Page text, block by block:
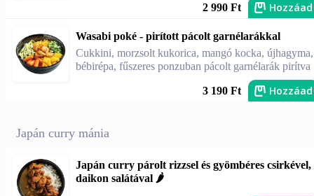
2 990 Ft Hozzáad
Wasabi poké - pirított pácolt garnélarákkal
Cukkini, morzsolt kukorica, mangó kocka, újhagyma,
bébirépa, fűszeres ponzuban pácolt garnélarák pirítva
3 190 Ft Hozzáad
Japán curry mánia
Japán curry párolt rizzsel és gyömbéres csirkével,
daikon salátával 🌶️